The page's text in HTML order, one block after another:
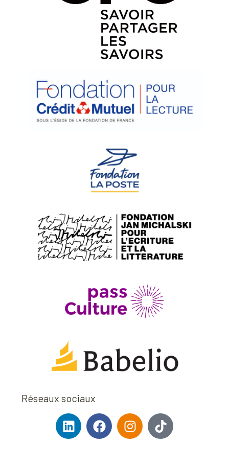
Réseaux sociaux